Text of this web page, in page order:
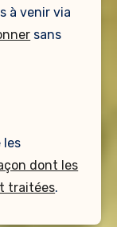
à venir via
sans
les
dont les
traitées.